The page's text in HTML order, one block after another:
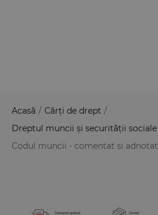
Acasă / Cărți de drept /
Dreptul muncii și securității sociale
Codul muncii - comentat si adnotat